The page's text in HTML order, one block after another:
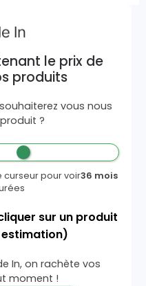
le prix de
produits
vous nous
?
curseur pour voir36 mois
sur un produit
In, on rachète vos
moment !